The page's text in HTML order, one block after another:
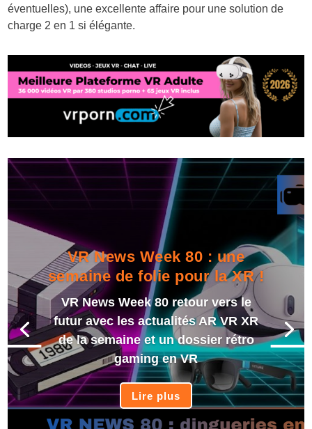
éventuelles), une excellente affaire pour une solution de
charge 2 en 1 si élégante.
VR News Week 80 : une
semaine de folie pour la XR !
VR News Week 80 retour vers le
futur avec les actualités AR VR XR
de la semaine et un dossier rétro
gaming en VR
Lire plus